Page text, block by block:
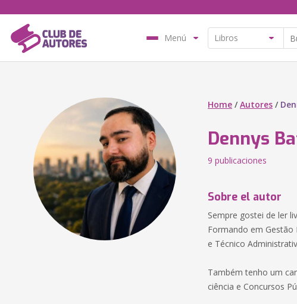
Menú
Home /Autores /
Dennys
9 publicaciones
Sobre el autor
Sempre gostei de ler
Formando em Gestão
e Técnico
Também tenho um
ciência e Concursos